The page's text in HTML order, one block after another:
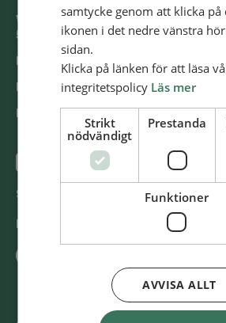
Västra Storgatan 14
553 15 Jönköping
E-post: info@​alliansmissionen.​se
Fler kon­takt­upp­gif­ter >
@SvenskaAl­li­ans­mis­sio­nen
Swish
samtycke genom att klicka på
ikonen i det nedre vänstra
sidan.
Klicka på länken för att läsa
integritetspolicy Läs mer
Strikt
nödvändigt
Prestanda
Funktioner
AVVISA ALLT